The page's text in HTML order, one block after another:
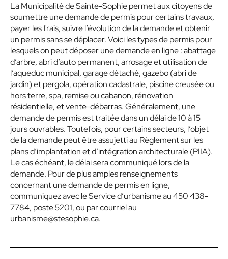
La Municipalité de Sainte-Sophie permet aux citoyens de
soumettre une demande de permis pour certains travaux,
payer les frais, suivre l’évolution de la demande et obtenir
un permis sans se déplacer. Voici les types de permis pour
lesquels on peut déposer une demande en ligne : abattage
d’arbre, abri d’auto permanent, arrosage et utilisation de
l’aqueduc municipal, garage détaché, gazebo (abri de
jardin) et pergola, opération cadastrale, piscine creusée ou
hors terre, spa, remise ou cabanon, rénovation
résidentielle, et vente-débarras. Généralement, une
demande de permis est traitée dans un délai de 10 à 15
jours ouvrables. Toutefois, pour certains secteurs, l’objet
de la demande peut être assujetti au Règlement sur les
plans d’implantation et d’intégration architecturale (PIIA).
Le cas échéant, le délai sera communiqué lors de la
demande. Pour de plus amples renseignements
concernant une demande de permis en ligne,
communiquez avec le Service d’urbanisme au 450 438-
7784, poste 5201, ou par courriel au
urbanisme@stesophie.ca.